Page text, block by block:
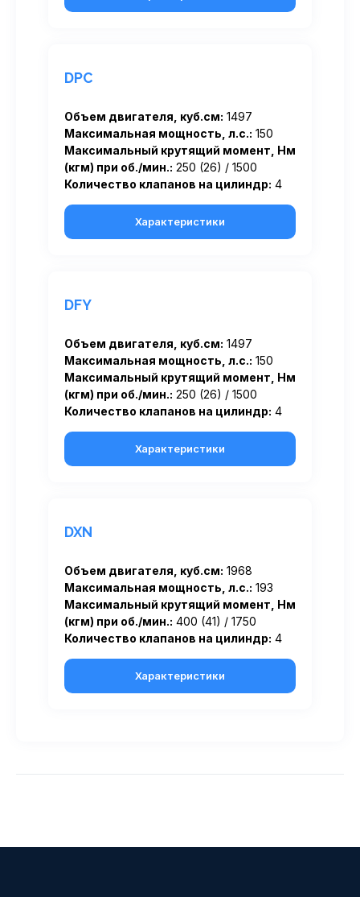
DPC
Объем двигателя, куб.см: 1497
Максимальная мощность, л.с.: 150
Максимальный крутящий момент, Нм
(кгм) при об./мин.: 250 (26) / 1500
Количество клапанов на цилиндр: 4
Характеристики
DFY
Объем двигателя, куб.см: 1497
Максимальная мощность, л.с.: 150
Максимальный крутящий момент, Нм
(кгм) при об./мин.: 250 (26) / 1500
Количество клапанов на цилиндр: 4
Характеристики
DXN
Объем двигателя, куб.см: 1968
Максимальная мощность, л.с.: 193
Максимальный крутящий момент, Нм
(кгм) при об./мин.: 400 (41) / 1750
Количество клапанов на цилиндр: 4
Характеристики